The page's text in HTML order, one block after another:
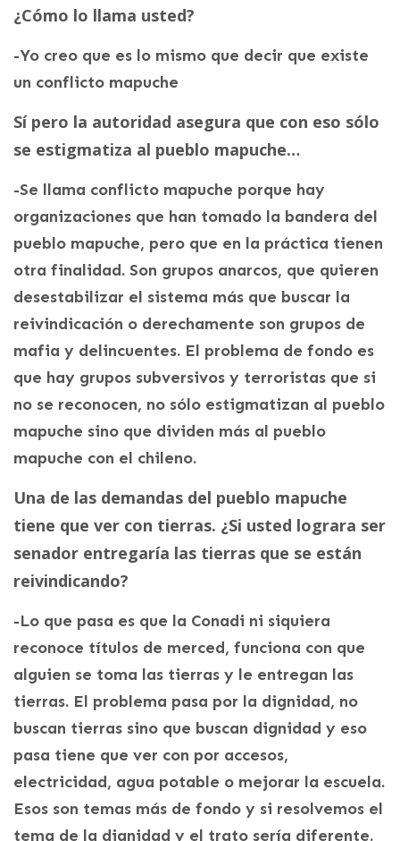
¿Cómo lo llama usted?
-Yo creo que es lo mismo que decir que existe
un conflicto mapuche
Sí pero la autoridad asegura que con eso sólo
se estigmatiza al pueblo mapuche…
-Se llama conflicto mapuche porque hay
organizaciones que han tomado la bandera del
pueblo mapuche, pero que en la práctica tienen
otra finalidad. Son grupos anarcos, que quieren
desestabilizar el sistema más que buscar la
reivindicación o derechamente son grupos de
mafia y delincuentes. El problema de fondo es
que hay grupos subversivos y terroristas que si
no se reconocen, no sólo estigmatizan al pueblo
mapuche sino que dividen más al pueblo
mapuche con el chileno.
Una de las demandas del pueblo mapuche
tiene que ver con tierras. ¿Si usted lograra ser
senador entregaría las tierras que se están
reivindicando?
-Lo que pasa es que la Conadi ni siquiera
reconoce títulos de merced, funciona con que
alguien se toma las tierras y le entregan las
tierras. El problema pasa por la dignidad, no
buscan tierras sino que buscan dignidad y eso
pasa tiene que ver con por accesos,
electricidad, agua potable o mejorar la escuela.
Esos son temas más de fondo y si resolvemos el
tema de la dignidad y el trato sería diferente.